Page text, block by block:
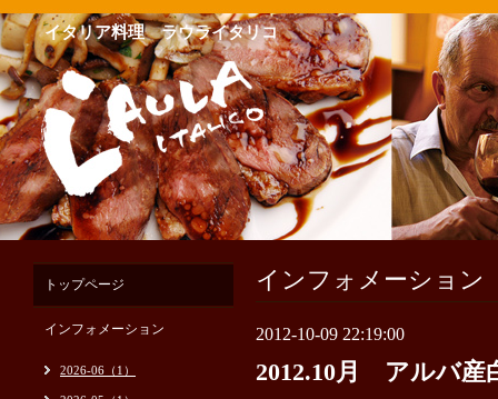
イタリア料理 ラウライタリコ
インフォメーション
2012-10-09 22:19:00
2012.10月 アルバ産
トップページ
インフォメーション
2026-06（1）